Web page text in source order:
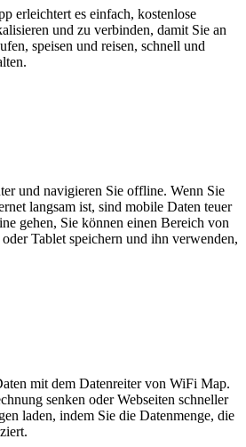
erleichtert es einfach, kostenlose
und zu verbinden, damit Sie an
speisen und reisen, schnell und
und navigieren Sie offline. Wenn Sie
langsam ist, sind mobile Daten teuer
gehen, Sie können einen Bereich von
Tablet speichern und ihn verwenden,
mit dem Datenreiter von WiFi Map.
senken oder Webseiten schneller
laden, indem Sie die Datenmenge, die